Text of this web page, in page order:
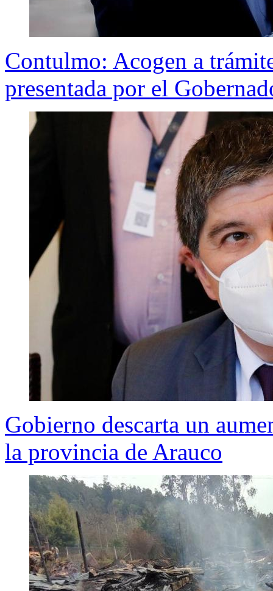
Contulmo: Acogen a
presentada por el
Gobierno descarta un
la provincia de Arauco